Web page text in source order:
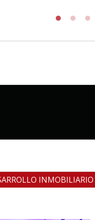
INMOBILIARIO